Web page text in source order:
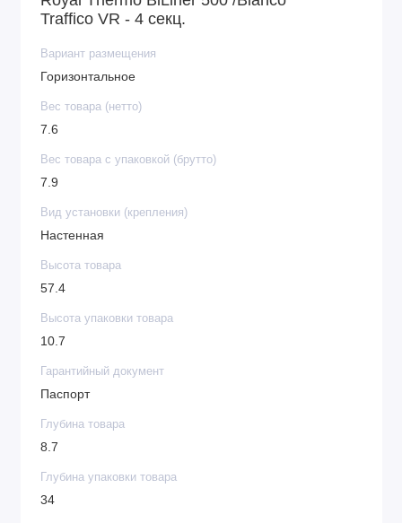
Traffico VR - 4 секц.
Вариант размещения
Горизонтальное
Вес товара (нетто)
7.6
Вес товара с упаковкой (брутто)
7.9
Вид установки (крепления)
Настенная
Высота товара
57.4
Высота упаковки товара
10.7
Гарантийный документ
Паспорт
Глубина товара
8.7
Глубина упаковки товара
34